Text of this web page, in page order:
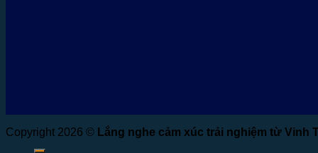
Copyright 2026 © Lắng nghe cảm xúc trải nghiệm từ Vinh